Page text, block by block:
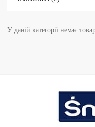
У даній категорії немає